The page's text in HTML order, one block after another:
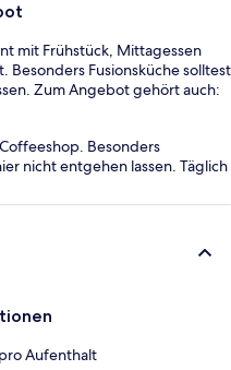
mit Frühstück, Mittagessen
Besonders Fusionsküche solltest
Zum Angebot gehört auch:
Besonders
nicht entgehen lassen. Täglich
Aufenthalt